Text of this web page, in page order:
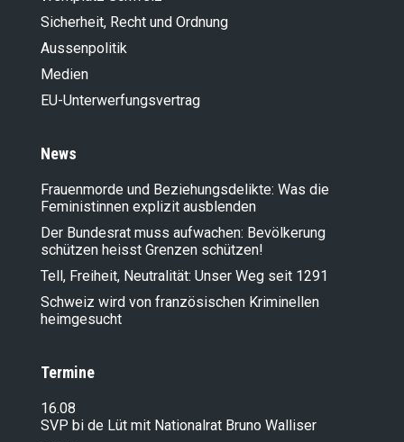
18.09.2024
Jetzt abstimmen! NEIN zur verlogenen
Biodiversitäts-Initiative
06.09.2024
Nein zur extremen Biodiversitäts-
Initiative
26.08.2024
Abstimmung vom 22. September: NEIN
Biodiversitätsinitiative
Asyl-Chaos: Mit der Grenzschutz-
Initiative holen wir die Kontrolle
zurück!
links-extremen Biodiversitäts-
Vernehmlassung zur Änderung von
Sicherheit, Recht und Ordnung
Aussenpolitik
Medien
EU-Unterwerfungsvertrag
News
Frauenmorde und Beziehungsdelikte: Was die
Feministinnen explizit ausblenden
Der Bundesrat muss aufwachen: Bevölkerung
schützen heisst Grenzen schützen!
Tell, Freiheit, Neutralität: Unser Weg seit 1291
Schweiz wird von französischen Kriminellen
heimgesucht
Termine
16.08
SVP bi de Lüt mit Nationalrat Bruno Walliser